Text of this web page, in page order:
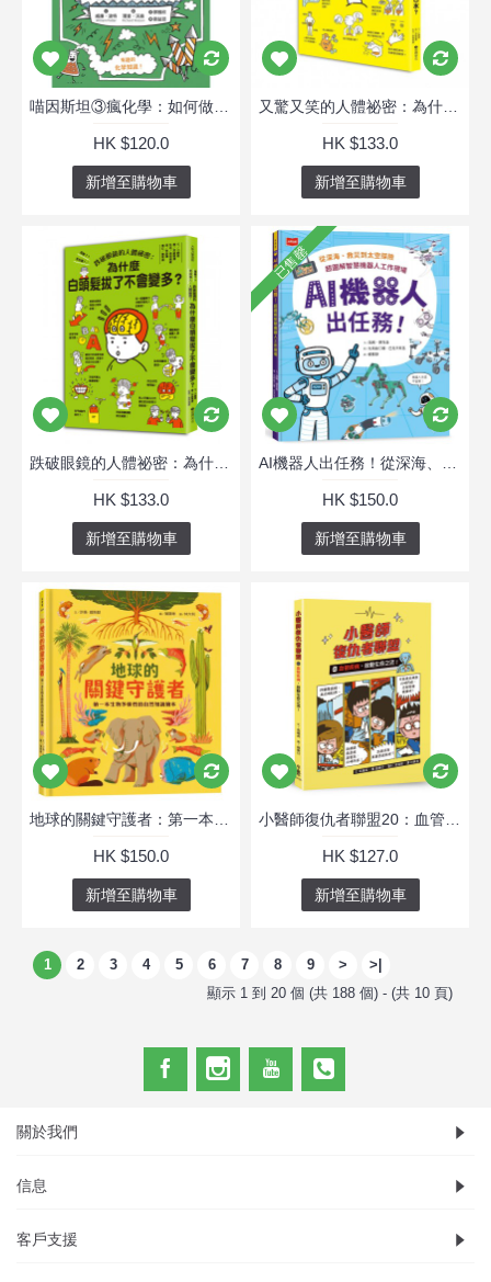
HK $120.0
新增至購物車
HK $133.0
新增至購物車
HK $133.0
新增至購物車
已售罄
HK $150.0
新增至購物車
HK $150.0
新增至購物車
HK $127.0
新增至購物車
1 2 3 4 5 6 7 8 9 >
>|
顯示 1 到 20 個 (共 188 個) - (共 10 頁)
關於我們
信息
客戶支援